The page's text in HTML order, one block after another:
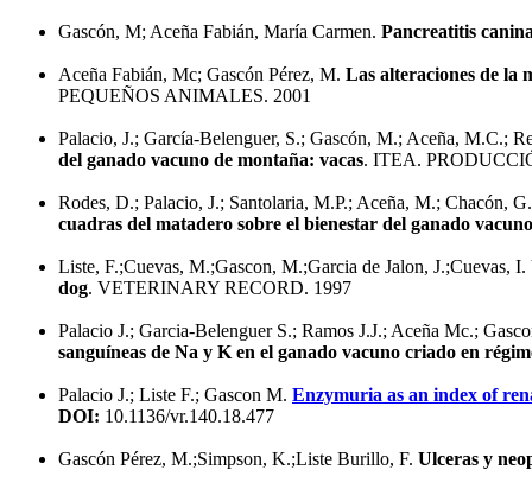
Gascón, M; Aceña Fabián, María Carmen. Pancreatitis
Aceña Fabián, Mc; Gascón Pérez, M. Las alteraciones de la
PEQUEÑOS ANIMALES. 2001
Palacio, J.; García-Belenguer, S.; Gascón, M.; Aceña, M.C.;
del ganado vacuno de montaña: vacas. ITEA.
Rodes, D.; Palacio, J.; Santolaria, M.P.; Aceña, M.; Chacón,
cuadras del matadero sobre el bienestar del ganado
Liste, F.;Cuevas, M.;Gascon, M.;Garcia de Jalon, J.;Cuevas, I.
dog. VETERINARY RECORD. 1997
Palacio J.; Garcia-Belenguer S.; Ramos J.J.; Aceña Mc.;
sanguíneas de Na y K en el ganado vacuno criado en
Palacio J.; Liste F.; Gascon M. Enzymuria as an index of
DOI: 10.1136/vr.140.18.477
Gascón Pérez, M.;Simpson, K.;Liste Burillo, F. Ulceras y